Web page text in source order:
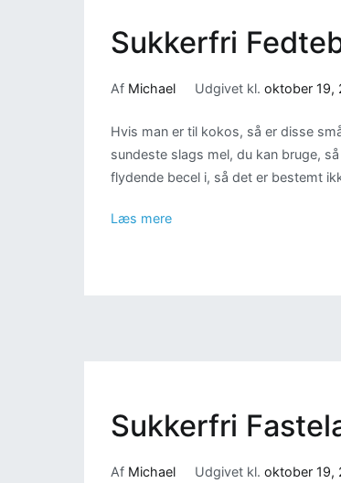
Sukkerfri
Af Michael Udgivet kl.oktober 19,
Hvis man er til kokos, så er disse
sundeste slags mel, du kan bruge,
flydende becel i, så det er bestemt
Læs mere
Sukkerfri
Af Michael Udgivet kl.oktober 19,